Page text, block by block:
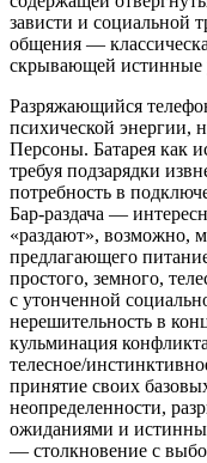
зависти и социальной
общения —
скрывающей истинные
Разряжающийся
психической энергии,
Персоны. Батарея как
требуя подзарядки
потребность в
Бар-раздача —
«раздают», возможно,
предлагающего
простого, земного,
с утонченной
нерешительность в
кульминация
телесное/
принятие своих
неопределенности,
ожиданиями и
— столкновение с